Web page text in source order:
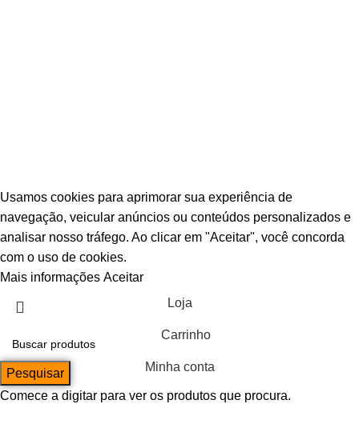
Usamos cookies para aprimorar sua experiência de
navegação, veicular anúncios ou conteúdos personalizados e
analisar nosso tráfego. Ao clicar em "Aceitar", você concorda
com o uso de cookies.
Mais informações Aceitar
Pesquisar
Comece a digitar para ver os produtos que procura.
Loja
Carrinho
Minha conta